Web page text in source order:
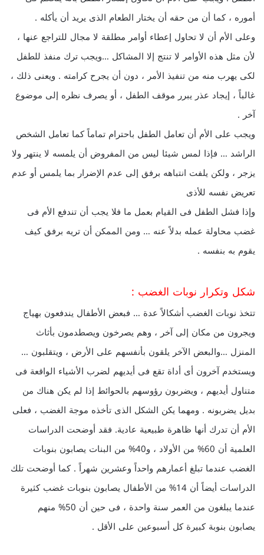
أموره ، كما أن من حقه أن يختار الطعام الذى يريد أن يأكله .
وعلى الأم أن لا تحاول إعطاء أوامر مطلقة لا مجال للتراجع عنها ،
لأن مثل هذه الأوامر لا تنتج إلا المشاكل …ويجب ترك منفذ للطفل
لكى يهرب منه من تنفيذ الأمر ، دون أن يجرح كرامته . ويعنى ذلك ،
غالباً ، إيجاد عذر يبرر موقف الطفل ، أو يصرف نظره إلى موضوع
آخر .
ويجب على الأم أن تعامل الطفل باحترام تماماً كما تعامل الشخص
الراشد … فإذا لمس شيئا ليس من المفروض أن يلمسه لا ينتهر ولا
يزجر ، ولكن يلفت انتباهه برفق إلى عدم الإضرار بما يلمس أو عدم
تعريض نفسه للأذى
وإذا فشل الطفل فى القيام بعمل ما فلا يجب أن تندفع الأم فى
غضب محاولة عمله بدلاً عنه … ومن الممكن أن تريه برفق كيف
يقوم به بنفسه .
شكل وتكرار نوبات الغضب :
تتخذ نوبات الغضب أشكالاً عدة … فبعض الأطفال يندفعون بهياج
ويجرون من مكان إلى آخر ، وهم يصرخون ويصطدمون بأثاث
المنزل …والبعض الآخر يلقون بأنفسهم على الأرض ، ويتقلبون …
ويستخدم آخرون أى أداة تقع فى أيديهم لضرب الأشياء الواقعة فى
متناول أيديهم ، ويضربون رؤوسهم بالحوائط إذا لم يكن هناك من
بديل يضربونه . ومهما يكن الشكل الذى تأخذه موجة الغضب ، فعلى
الأم أن تدرك أنها ظاهرة طبيعية عادية. فقد أوضحت الدراسات
العلمية أن 60% من الأولاد ، و40% من البنات يصابون بنوبات
الغضب عندما تبلغ أعمارهم واحداً وعشرين شهراً . كما أوضحت تلك
الدراسات أيضاً أن 14% من الأطفال يصابون بنوبات غضب كثيرة
عندما يبلغون من العمر سنة واحدة ، فى حين أن 50% منهم
يصابون بنوبة كبيرة كل أسبوعين على الأقل .